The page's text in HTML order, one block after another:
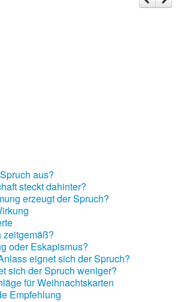
aus?
steckt dahinter?
erzeugt der Spruch?
zeitgemäß?
oder Eskapismus?
eignet sich der Spruch?
sich der Spruch weniger?
für Weihnachtskarten
Empfehlung